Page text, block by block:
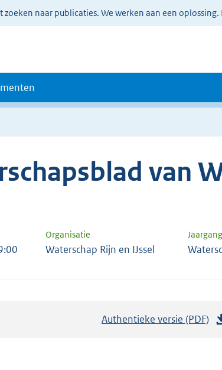
naar publicaties. We werken aan een oplossing.
van
Organisatie
Waterschap Rijn en IJssel
Authentieke versie (PDF)